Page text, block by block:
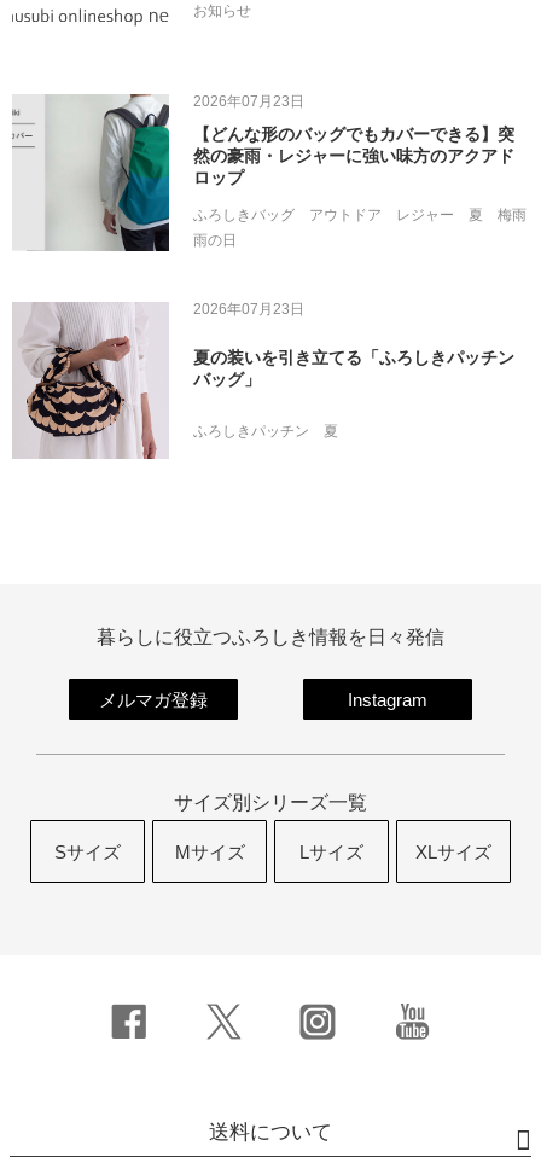
お知らせ
2026年07月23日
【どんな形のバッグでもカバーできる】突
然の豪雨・レジャーに強い味方のアクアド
ロップ
ふろしきバッグ アウトドア レジャー 夏
梅雨
雨の日
2026年07月23日
夏の装いを引き立てる「ふろしきパッチン
バッグ」
ふろしきパッチン 夏
暮らしに役立つふろしき情報を日々発信
メルマガ登録 Instagram
サイズ別シリーズ一覧
Sサイズ Mサイズ Lサイズ XLサイズ
送料について